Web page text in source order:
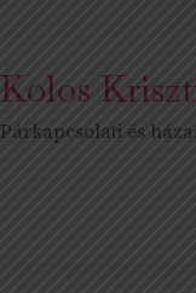
Kolos
Párkapcsolati és